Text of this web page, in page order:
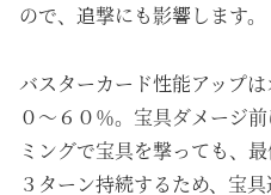
ので、追撃にも影響します。
バスターカード性能アップ
０～６０％。宝具ダメージ
ミングで宝具を撃っても、
３ターン持続するため、宝